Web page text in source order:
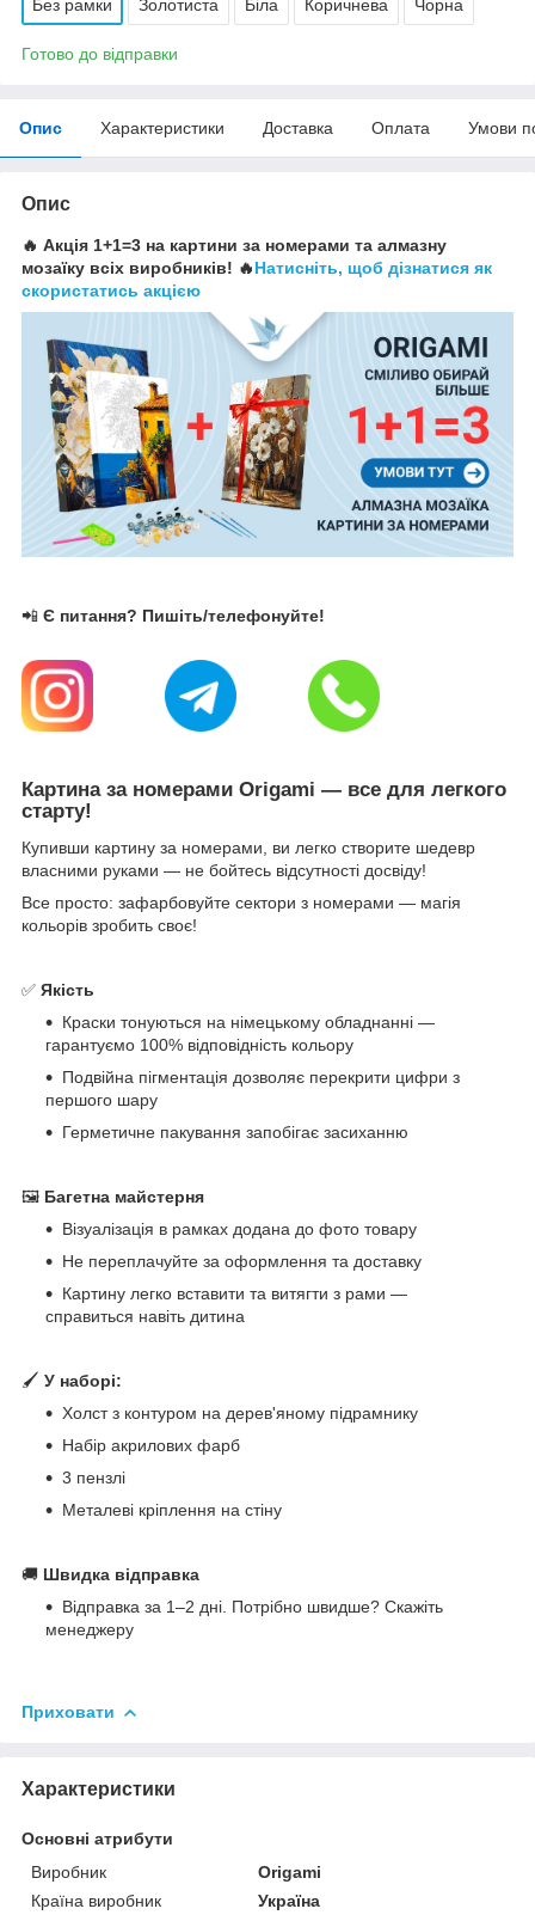
Без рамки Золотиста Біла Коричнева Чорна
Готово до відправки
Опис Характеристики Доставка Оплата Умови
Опис
🔥 Акція 1+1=3 на картини за номерами та алмазну
мозаїку всіх виробників! 🔥Натисніть, щоб дізнатися як
скористатись акцією
📲 Є питання? Пишіть/телефонуйте!
Картина за номерами Origami — все для легкого
старту!
Купивши картину за номерами, ви легко створите шедевр
власними руками — не бойтесь відсутності досвіду!
Все просто: зафарбовуйте сектори з номерами — магія
кольорів зробить своє!
✅ Якість
Краски тонуються на німецькому обладнанні —
гарантуємо 100% відповідність кольору
Подвійна пігментація дозволяє перекрити цифри з
першого шару
Герметичне пакування запобігає засиханню
🖼 Багетна майстерня
Візуалізація в рамках додана до фото товару
Не переплачуйте за оформлення та доставку
Картину легко вставити та витягти з рами —
справиться навіть дитина
🖌 У наборі:
Холст з контуром на дерев'яному підрамнику
Набір акрилових фарб
3 пензлі
Металеві кріплення на стіну
🚚 Швидка відправка
Відправка за 1–2 дні. Потрібно швидше? Скажіть
менеджеру
Приховати
Характеристики
Основні атрибути
Виробник
Origami
Країна виробник
Україна